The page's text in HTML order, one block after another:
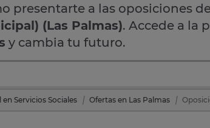
presentarte a las oposiciones
(Las Palmas). Accede a la
y cambia tu futuro.
Servicios Sociales Ofertas en Las Palmas